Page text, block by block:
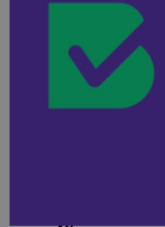
Advocacy &